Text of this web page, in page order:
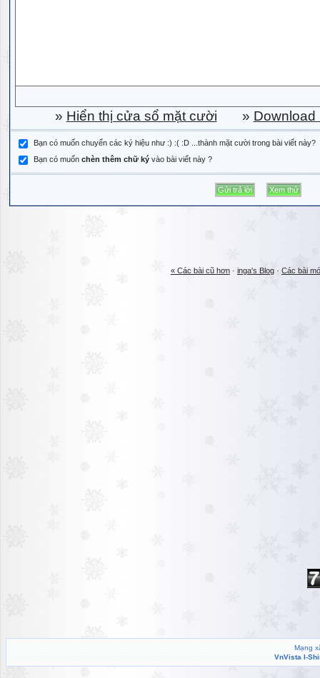
» Hiển thị cửa sổ mặt cười » Download
Bạn có muốn chuyển các ký hiệu như :) :( :D ...thành mặt cười trong bài viết này?
Bạn có muốn chèn thêm chữ ký vào bài viết này ?
« Các bài cũ hơn · inga's Blog · Các bài
Mạng
VnVista I-